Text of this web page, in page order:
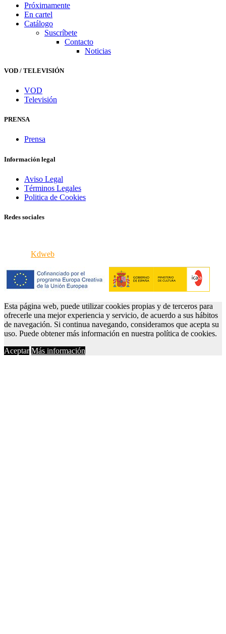
Próximamente
En cartel
Catálogo
Suscríbete
Contacto
Noticias
VOD / TELEVISIÓN
VOD
Televisión
PRENSA
Prensa
Información legal
Aviso Legal
Términos Legales
Politica de Cookies
Redes sociales
Kdweb
Esta página web, puede utilizar cookies propias y de terceros para
ofrecerle una mejor experiencia y servicio, de acuerdo a sus hábitos
de navegación. Si continua navegando, consideramos que acepta su
uso. Puede obtener más información en nuestra política de cookies.
Aceptar Más información